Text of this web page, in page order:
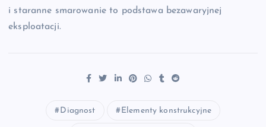
i staranne smarowanie to podstawa bezawaryjnej
eksploatacji.
Diagnost Elementy konstrukcyjne